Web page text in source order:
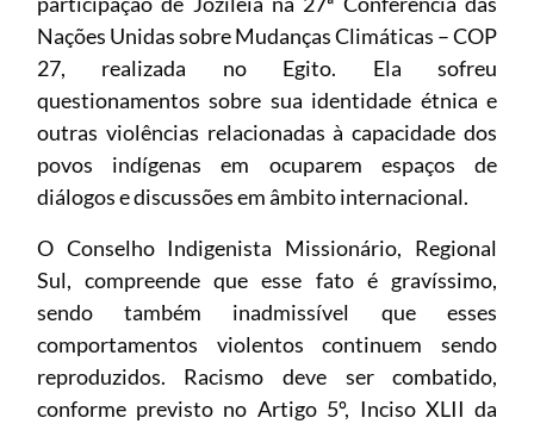
Nações Unidas sobre Mudanças Climáticas – COP
27, realizada no Egito. Ela sofreu
questionamentos sobre sua identidade étnica e
outras violências relacionadas à capacidade dos
povos indígenas em ocuparem espaços de
diálogos e discussões em âmbito internacional.
O Conselho Indigenista Missionário, Regional
Sul, compreende que esse fato é gravíssimo,
sendo também inadmissível que esses
comportamentos violentos continuem sendo
reproduzidos. Racismo deve ser combatido,
conforme previsto no Artigo 5º, Inciso XLII da